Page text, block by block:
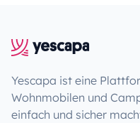
Yescapa ist eine
Wohnmobilen und
einfach und sicher